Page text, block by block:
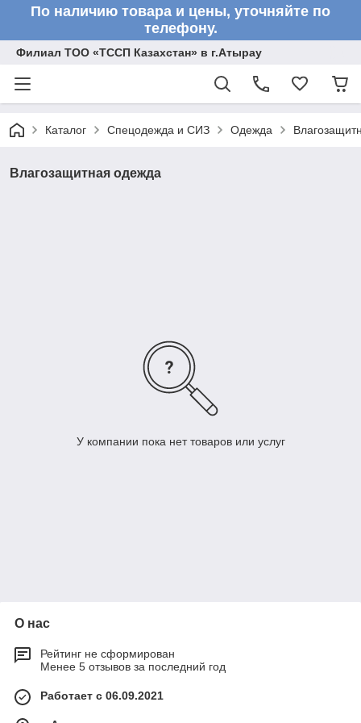
По наличию товара и цены, уточняйте по
телефону.
Филиал ТОО «ТССП Казахстан» в г.Атырау
Каталог Спецодежда и СИЗ Одежда
Влагозащитная одежда
У компании пока нет товаров или услуг
О нас
Рейтинг не сформирован
Менее 5 отзывов за последний год
Работает с 06.09.2021